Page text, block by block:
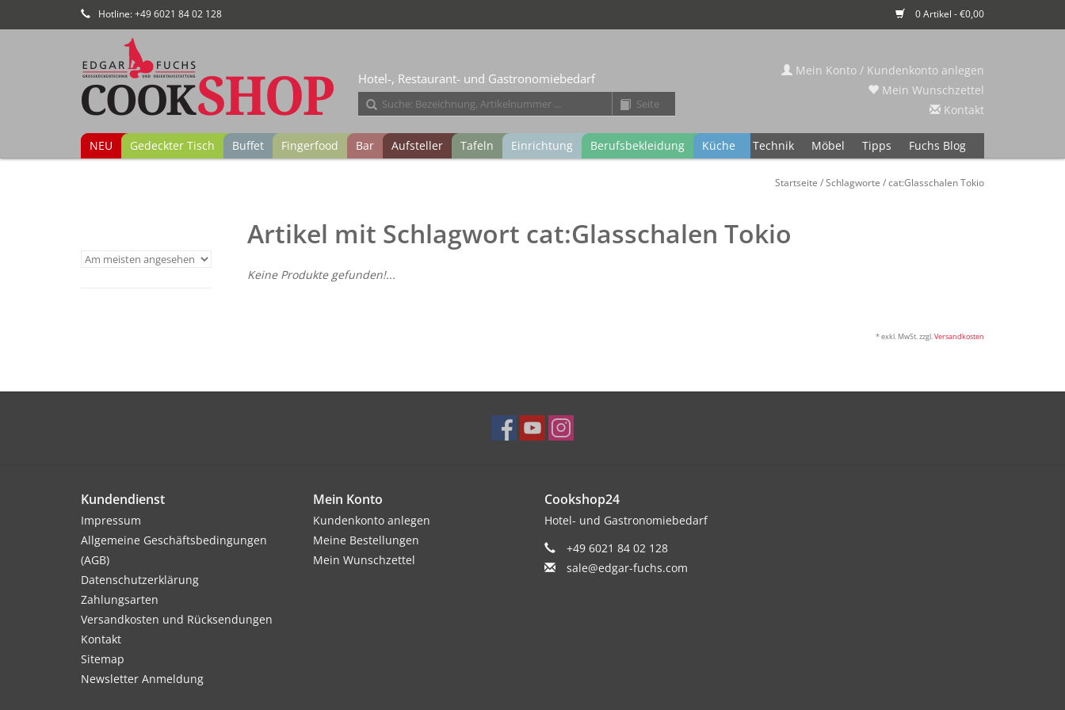
Hotline: +49 6021 84 02 128 0 Artikel - €0,00
Hotel-, Restaurant- und Gastronomiebedarf
NEU Gedeckter Tisch Buffet Fingerfood Bar Aufsteller Tafeln Einrichtung Berufsbekleidung Küche Technik Möbel Tipps Fuchs Blog
Mein Konto / Kundenkonto anlegen
Mein Wunschzettel
Kontakt
Startseite /Schlagworte /cat:Glasschalen Tokio
Artikel mit Schlagwort cat:Glasschalen Tokio
Keine Produkte gefunden!...
* exkl. MwSt. zzgl.Versandkosten
Kundendienst
Impressum
Allgemeine Geschäftsbedingungen
(AGB)
Datenschutzerklärung
Zahlungsarten
Versandkosten und Rücksendungen
Kontakt
Sitemap
Newsletter Anmeldung
Mein Konto
Kundenkonto anlegen
Meine Bestellungen
Mein Wunschzettel
Cookshop24
Hotel- und Gastronomiebedarf
+49 6021 84 02 128
sale@edgar-fuchs.com